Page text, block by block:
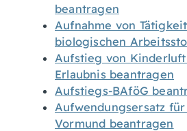
beantragen
Aufnahme von
biologischen
Aufstieg von
Erlaubnis beantragen
Aufstiegs-BAföG
Aufwendungsersatz
Vormund beantragen